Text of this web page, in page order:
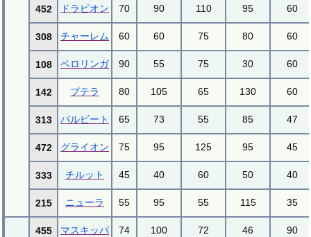
452 ドラピオン 70 90 110 95 60
308 チャーレム 60 60 75 80 60
108 ベロリンガ 90 55 75 30 60
142 プテラ 80 105 65 130 60
313 バルビート 65 73 55 85 47
472 グライオン 75 95 125 95 45
333 チルット 45 40 60 50 40
215 ニューラ 55 95 55 115 35
455 マスキッパ 74 100 72 46 90